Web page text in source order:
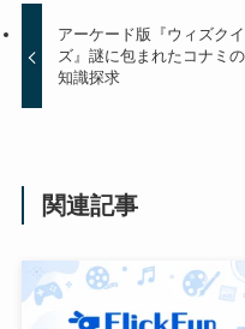
アーケード版『ウィズクイ
ズ』謎に包まれたコナミの
知識探求
関連記事